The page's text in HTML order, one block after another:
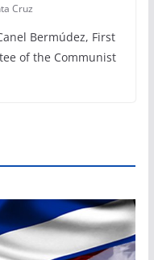
Cruz
Bermúdez, First
of the Communist